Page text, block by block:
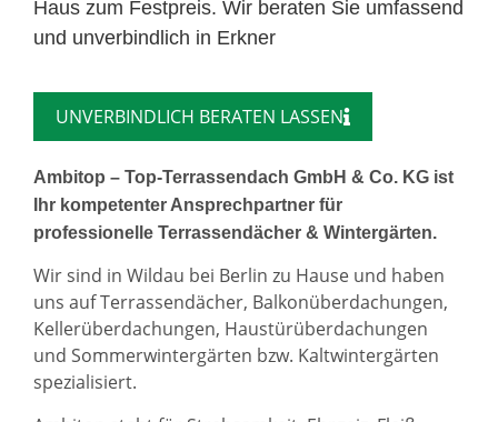
Haus zum Festpreis. Wir beraten Sie umfassend
und unverbindlich in Erkner
UNVERBINDLICH BERATEN LASSEN
Ambitop – Top-Terrassendach GmbH & Co. KG ist
Ihr kompetenter Ansprechpartner für
professionelle Terrassendächer & Wintergärten.
Wir sind in Wildau bei Berlin zu Hause und haben
uns auf Terrassendächer, Balkonüberdachungen,
Kellerüberdachungen, Haustürüberdachungen
und Sommerwintergärten bzw. Kaltwintergärten
spezialisiert.